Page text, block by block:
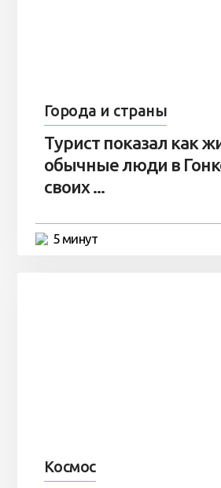
Города и страны
Турист показал как
обычные люди в
своих ...
5 минут
Космос